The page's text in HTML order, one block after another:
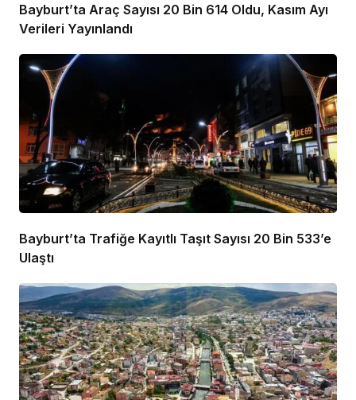
Bayburt’ta Araç Sayısı 20 Bin 614 Oldu, Kasım Ayı
Verileri Yayınlandı
Bayburt’ta Trafiğe Kayıtlı Taşıt Sayısı 20 Bin 533’e
Ulaştı